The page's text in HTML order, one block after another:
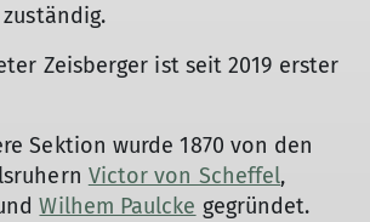
Zeisberger ist seit 2019 erster
Sektion wurde 1870 von den
Victor von Scheffel,
Wilhem Paulcke gegründet.